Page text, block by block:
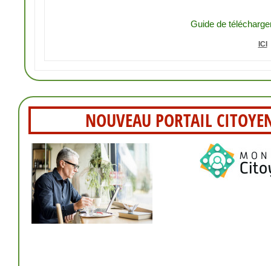
Guide de
ICI
NOUVEAU PORTAIL